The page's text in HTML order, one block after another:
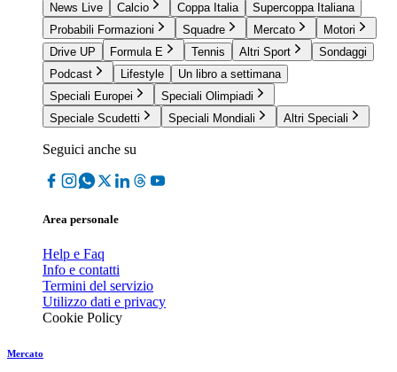
News Live
Calcio Coppa Italia
Supercoppa Italiana
Probabili Formazioni
Squadre Mercato
Motori
Drive UP
Formula E Tennis Altri Sport
Sondaggi
Podcast
Lifestyle
Un libro a settimana
Speciali Europei
Speciali Olimpiadi
Speciale Scudetti
Speciali Mondiali Altri Speciali
Seguici anche su
Area personale
Help e Faq
Info e contatti
Termini del servizio
Utilizzo dati e privacy
Cookie Policy
Mercato